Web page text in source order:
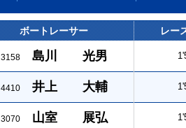
ボートレーサー レー
3158 島川 光男
4410 井上 大輔
3070 山室 展弘